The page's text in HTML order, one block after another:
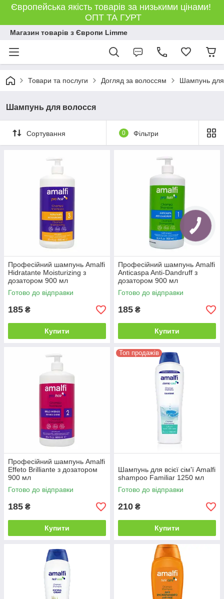
Європейська якість товарів за низькими цінами!
ОПТ ТА ГУРТ
Магазин товарів з Європи Limme
Товари та послуги Догляд за волоссям Шампунь
Шампунь для волосся
Сортування 0 Фільтри
Професійний шампунь Amalfi
Hidratante Moisturizing з
дозатором 900 мл
Готово до відправки
185 ₴
Купити
Професійний шампунь Amalfi
Anticaspa Anti-Dandruff з
дозатором 900 мл
Готово до відправки
185 ₴
Купити
Професійний шампунь Amalfi
Effeto Brilliante з дозатором
900 мл
Готово до відправки
185 ₴
Купити
Топ продажів
Шампунь для всієї сім'ї Amalfi
shampoo Familiar 1250 мл
Готово до відправки
210 ₴
Купити